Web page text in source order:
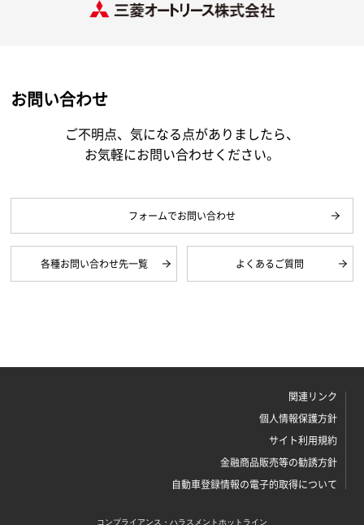
お問い合わせ
ご不明点、気になる点がありましたら、
お気軽にお問い合わせください。
フォームでお問い合わせ
各種お問い合わせ先一覧 よくあるご質問
関連リンク
個人情報保護方針
サイト利用規約
金融商品販売等の勧誘方針
自動車登録情報の電子的取得について
コンプライアンス・ハラスメントホットライン